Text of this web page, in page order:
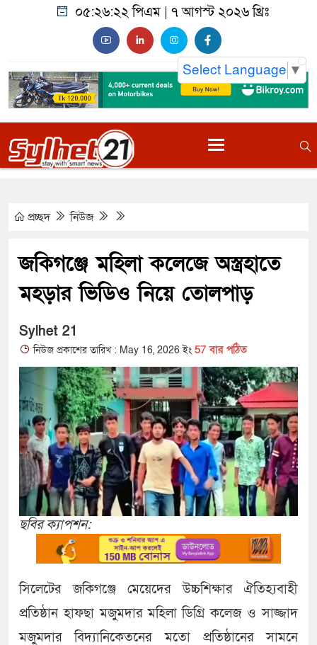
০৫:২৬:২৩ পিএম |৭ আগস্ট ২০২৬ খ্রিঃ
Select Language ▼
প্রচ্ছদ নিউজ
জকিগঞ্জে মহিলা কলেজে অস্ত্রহাতে
মহড়ার ভিডিও নিয়ে তোলপাড়
Sylhet 21
নিউজ প্রকাশের তারিখ : May 16, 2026 ইং 57 বার পঠিত
ছবির ক্যাপশন:
সিলেটের জকিগঞ্জে মেয়েদের উচ্চশিক্ষার ঐতিহ্যবাহী
প্রতিষ্ঠান হাফছা মজুমদার মহিলা ডিগ্রি কলেজ ও সাজ্জাদ
মজুমদার বিদ্যানিকেতনের মতো প্রতিষ্ঠানের সামনে